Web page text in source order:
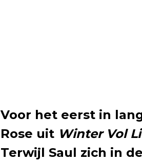
Voor het eerst in
Rose uit Winter Vol
Terwijl Saul zich in